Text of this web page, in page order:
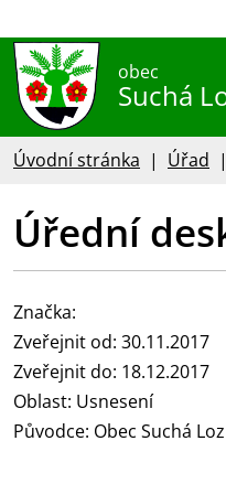
obec
Suchá
Úvodní stránka Úřad
Úřední
Značka:
Zveřejnit od: 30.11.2017
Zveřejnit do: 18.12.2017
Oblast: Usnesení
Původce: Obec Suchá Loz